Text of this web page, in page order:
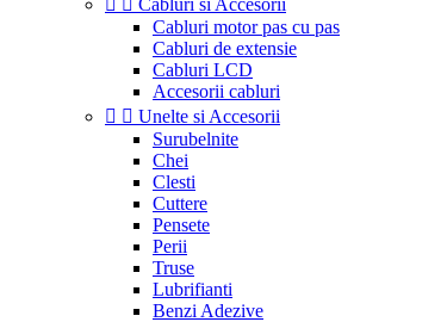
  Cabluri si Accesorii
Cabluri motor pas cu pas
Cabluri de extensie
Cabluri LCD
Accesorii cabluri
  Unelte si Accesorii
Surubelnite
Chei
Clesti
Cuttere
Pensete
Perii
Truse
Lubrifianti
Benzi Adezive